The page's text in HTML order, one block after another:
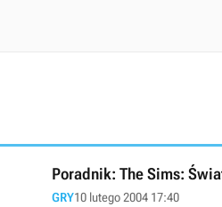
Poradnik: The Sims:
GRY10 lutego 2004 17:40